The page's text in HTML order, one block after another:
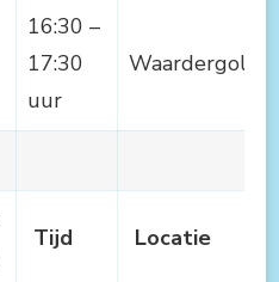
16:30 –
17:30
uur
Waardergolf
Tijd Locatie